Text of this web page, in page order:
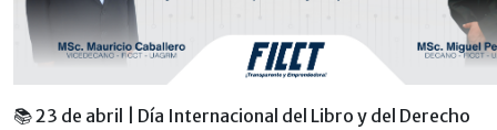
📚23 de abril | Día Internacional del Libro y del Derecho